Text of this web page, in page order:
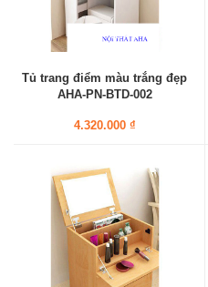
Tủ trang điểm màu trắng đẹp
AHA-PN-BTD-002
4.320.000 ₫